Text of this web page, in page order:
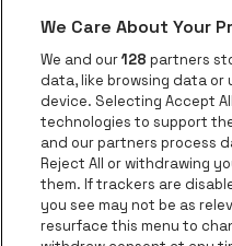
Ga naar
Ga naar de
Ga naar
Ga
We Care About Your
We and our128 partners
data, like browsing data
device. Selecting Accept
technologies to support
and our partners process
Reject All or withdrawing
them. If trackers are
you see may not be as
resurface this menu to